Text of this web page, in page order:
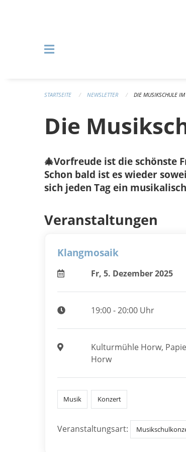
STARTSEITE NEWSLETTER DIE MUSIKSCHULE
Die
🎄Vorfreude ist die schönste
Schon bald ist es wieder
sich jeden Tag ein
Veranstaltungen
Klangmosaik
Fr, 5. Dezember 2025
19:00 - 20:00 Uhr
Kulturmühle Horw,
Horw
Musik Konzert
Veranstaltungsart: